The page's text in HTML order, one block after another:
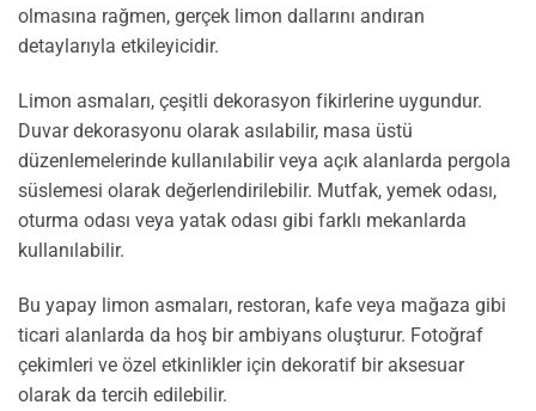
olmasına rağmen, gerçek limon dallarını andıran
detaylarıyla etkileyicidir.
Limon asmaları, çeşitli dekorasyon fikirlerine uygundur.
Duvar dekorasyonu olarak asılabilir, masa üstü
düzenlemelerinde kullanılabilir veya açık alanlarda pergola
süslemesi olarak değerlendirilebilir. Mutfak, yemek odası,
oturma odası veya yatak odası gibi farklı mekanlarda
kullanılabilir.
Bu yapay limon asmaları, restoran, kafe veya mağaza gibi
ticari alanlarda da hoş bir ambiyans oluşturur. Fotoğraf
çekimleri ve özel etkinlikler için dekoratif bir aksesuar
olarak da tercih edilebilir.